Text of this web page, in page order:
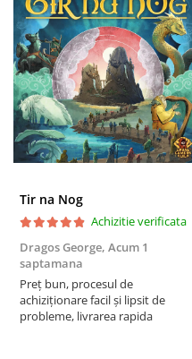
Puzzle 500 piese
4D Cityscape Time Puzzle
Puzzle 180 piese
Puzzle 12 piese
Educative
Puzzle 300 piese
Puzzle 70 piese
Puzzle cu 100 piese
Puzzle cu 200 piese
Puzzle XXL
Puzzle 2 in 1
Tir na Nog
Achizitie verificata
Dragos George, Acum 1
saptamana
Preț bun, procesul de
achiziționare facil și lipsit de
probleme, livrarea rapida